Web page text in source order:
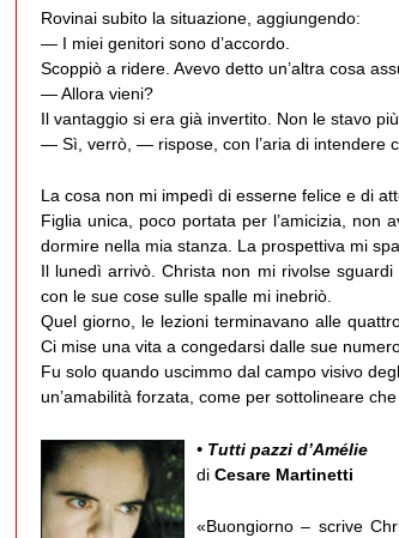
Rovinai subito la situazione, aggiungendo:
— I miei genitori sono d’accordo.
Scoppiò a ridere. Avevo detto un’altra cosa
— Allora vieni?
Il vantaggio si era già invertito. Non le stavo
— Sì, verrò, — rispose, con l’aria di intendere
La cosa non mi impedì di esserne felice e di
Figlia unica, poco portata per l’amicizia, non
dormire nella mia stanza. La prospettiva mi
Il lunedì arrivò. Christa non mi rivolse
con le sue cose sulle spalle mi inebriò.
Quel giorno, le lezioni terminavano alle
Ci mise una vita a congedarsi dalle sue
Fu solo quando uscimmo dal campo visivo
un’amabilità forzata, come per sottolineare
• Tutti pazzi d’Amélie
di Cesare Martinetti
«Buongiorno – scrive